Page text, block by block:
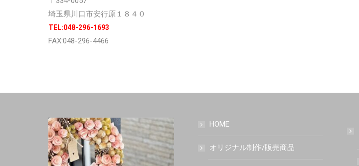
埼玉県川口市安行原１８４０
TEL:048-296-1693
FAX:048-296-4466
HOME
オリジナル制作/販売商品